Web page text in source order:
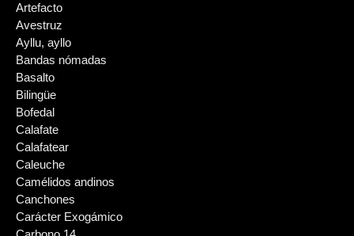
Artefacto
Avestruz
Ayllu, ayllo
Bandas nómadas
Basalto
Bilingüe
Bofedal
Calafate
Calafatear
Caleuche
Camélidos andinos
Canchones
Carácter Exogámico